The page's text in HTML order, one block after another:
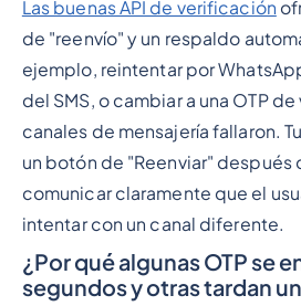
Las buenas API de verificación
de "reenvío" y un respaldo
ejemplo, reintentar por
del SMS, o cambiar a una OTP
canales de mensajería fallaron.
un botón de "Reenviar"
comunicar claramente que el
intentar con un canal diferente.
¿Por qué algunas OTP se
segundos y otras tardan